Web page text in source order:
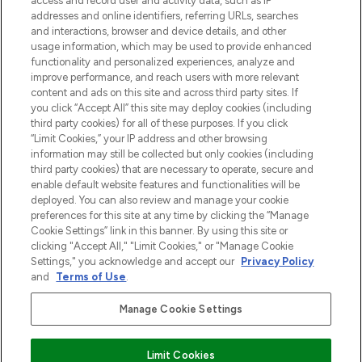
Cookie-toestemming
Do Not Sell or Share My Personal
Information
HELP & INFORMATIE
BEDRIJFSINFORMATIE
OVER LOOKFANTASTIC
Betaal veilig met
addresses and online identifiers, referring URLs, searches
and interactions, browser and device details, and other
usage information, which may be used to provide enhanced
functionality and personalized experiences, analyze and
improve performance, and reach users with more relevant
content and ads on this site and across third party sites. If
you click “Accept All” this site may deploy cookies (including
third party cookies) for all of these purposes. If you click
“Limit Cookies,” your IP address and other browsing
information may still be collected but only cookies (including
third party cookies) that are necessary to operate, secure and
enable default website features and functionalities will be
deployed. You can also review and manage your cookie
preferences for this site at any time by clicking the “Manage
Cookie Settings” link in this banner. By using this site or
clicking "Accept All," "Limit Cookies," or "Manage Cookie
Settings," you acknowledge and accept our Privacy Policy
and
Terms of Use.
Manage Cookie Settings
Limit Cookies